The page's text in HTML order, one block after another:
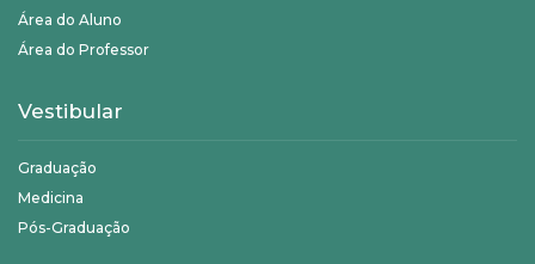
Área do Aluno
Área do Professor
Vestibular
Graduação
Medicina
Pós-Graduação